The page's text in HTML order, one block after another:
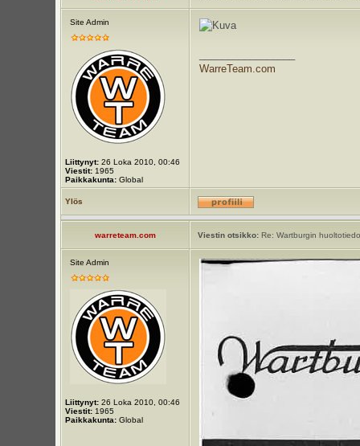
Site Admin
Liittynyt:26 Loka 2010, 00:46
Viestit:1965
Paikkakunta:Global
WarreTeam.com
Ylös
warreteam.com Viestin otsikko:Re: Wartburgin
Site Admin
Liittynyt:26 Loka 2010, 00:46
Viestit:1965
Paikkakunta:Global